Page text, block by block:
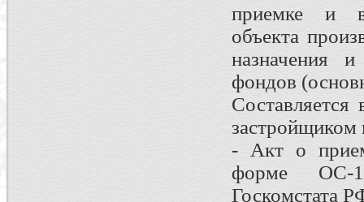
приемке и
объекта
назначения
фондов
Составляется
застройщиком
- Акт о
форме ОС-
Госкомстата